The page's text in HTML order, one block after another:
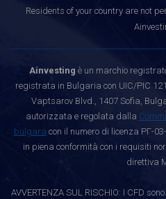
Residents of your country are not
Ainvesting è un marchio
registrata in Bulgaria con UIC/PIC
Vaptsarov Blvd., 1407 Sofia,
autorizzata e regolata dalla
bulgara con il numero di licenza РГ-
in piena conformità con i requisiti
direttiva
AVVERTENZA SUL RISCHIO: I CFD